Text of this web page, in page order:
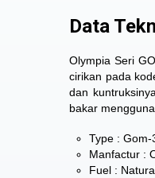
Data
Olympia Seri
cirikan pada
dan
bakar
Type : Gom-
Manfactur :
Fuel :